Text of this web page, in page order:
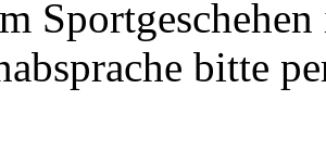
bitte